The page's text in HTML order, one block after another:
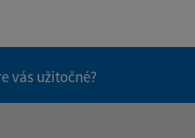
vás užitočné?